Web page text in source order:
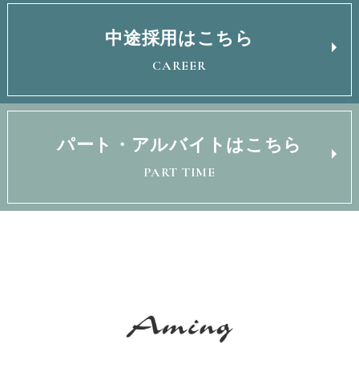
中途採用はこちら
CAREER
パート・アルバイトはこちら
PART TIME